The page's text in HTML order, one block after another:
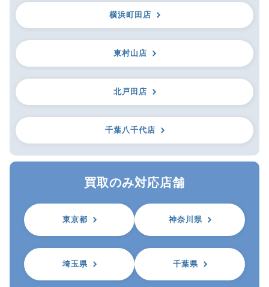
横浜町田店
東村山店
北戸田店
千葉八千代店
買取のみ対応店舗
東京都 神奈川県
埼玉県 千葉県